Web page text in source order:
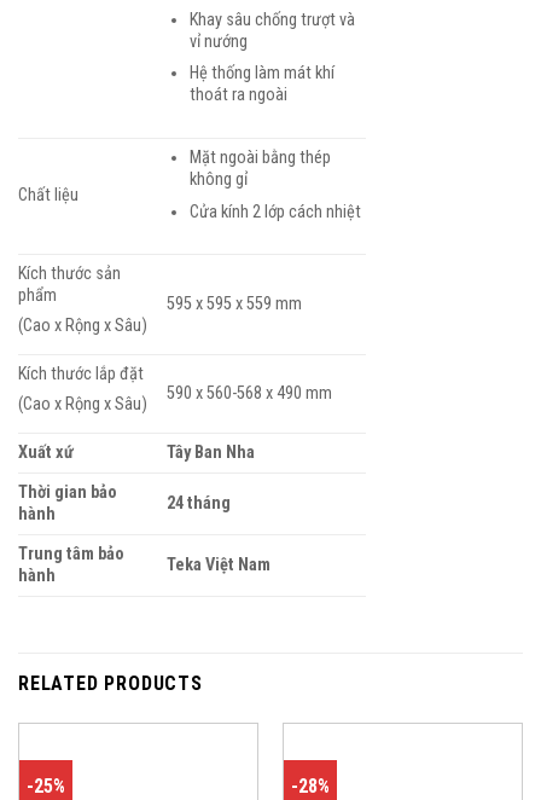
Khay sâu chống trượt và
vỉ nướng
Hệ thống làm mát khí
thoát ra ngoài
Chất liệu
Mặt ngoài bằng thép
không gỉ
Cửa kính 2 lớp cách nhiệt
Kích thước sản
phẩm
(Cao x Rộng x Sâu)
595 x 595 x 559 mm
Kích thước lắp đặt
(Cao x Rộng x Sâu)
590 x 560-568 x 490 mm
Xuất xứ
Tây Ban Nha
Thời gian bảo
hành
24 tháng
Trung tâm bảo
hành
Teka Việt Nam
RELATED PRODUCTS
-25% -28%